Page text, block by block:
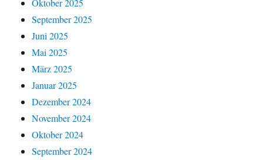
Oktober 2025
September 2025
Juni 2025
Mai 2025
März 2025
Januar 2025
Dezember 2024
November 2024
Oktober 2024
September 2024